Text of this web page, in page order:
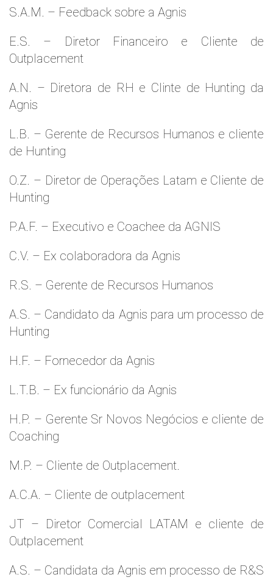
S.A.M. – Feedback sobre a Agnis
E.S. – Diretor Financeiro e Cliente de
Outplacement
A.N. – Diretora de RH e Clinte de Hunting da
Agnis
L.B. – Gerente de Recursos Humanos e cliente
de Hunting
O.Z. – Diretor de Operações Latam e Cliente de
Hunting
P.A.F. – Executivo e Coachee da AGNIS
C.V. – Ex colaboradora da Agnis
R.S. – Gerente de Recursos Humanos
A.S. – Candidato da Agnis para um processo de
Hunting
H.F. – Fornecedor da Agnis
L.T.B. – Ex funcionário da Agnis
H.P. – Gerente Sr Novos Negócios e cliente de
Coaching
M.P. – Cliente de Outplacement.
A.C.A. – Cliente de outplacement
JT – Diretor Comercial LATAM e cliente de
Outplacement
A.S. – Candidata da Agnis em processo de R&S